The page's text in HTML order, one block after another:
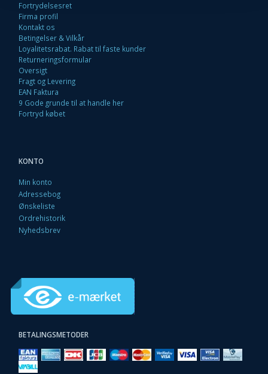
Fortrydelsesret
Firma profil
Kontakt os
Betingelser & Vilkår
Loyalitetsrabat. Rabat til faste kunder
Returneringsformular
Oversigt
Fragt og Levering
EAN Faktura
9 Gode grunde til at handle her
Fortryd købet
KONTO
Min konto
Adressebog
Ønskeliste
Ordrehistorik
Nyhedsbrev
BETALINGSMETODER